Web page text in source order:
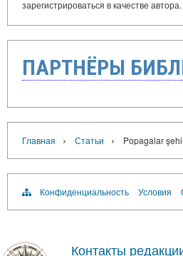
зарегистрироваться в качестве автора.
ПАРТНЁРЫ
Главная › Статьи › Popagalar
Конфиденциальность Условия
Контакты